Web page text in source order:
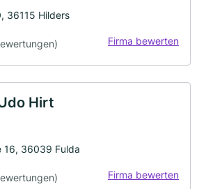
36115 Hilders
Firma bewerten
Hirt
16, 36039 Fulda
Firma bewerten